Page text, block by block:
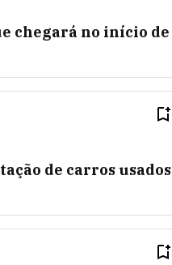
chegará no início de
de carros usados